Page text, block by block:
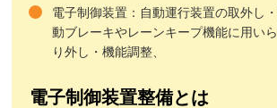
電子制御装置：自動運行装置の取外し
動ブレーキやレーンキープ機能に用い
り外し・機能調整、
電子制御装置整備とは